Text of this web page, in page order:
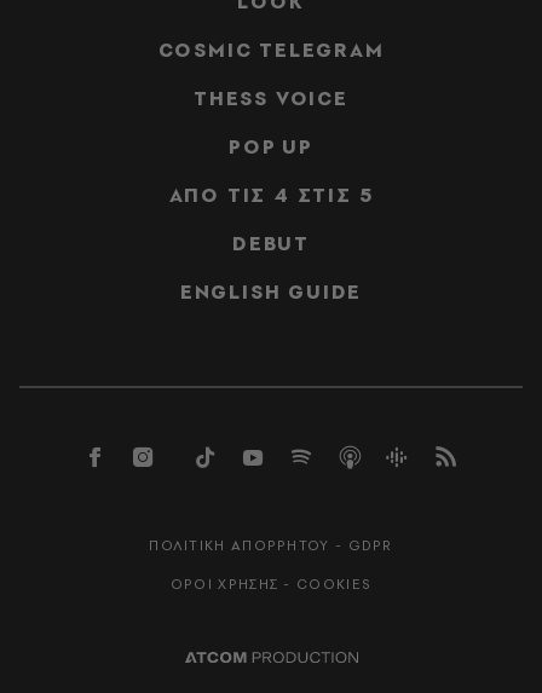
COSMIC TELEGRAM
THESS VOICE
POP UP
ΑΠΟ ΤΙΣ 4 ΣΤΙΣ 5
DEBUT
ENGLISH GUIDE
ΠΟΛΙΤΙΚΗ ΑΠΟΡΡΗΤΟΥ - GDPR
ΟΡΟΙ ΧΡΗΣΗΣ - COOKIES